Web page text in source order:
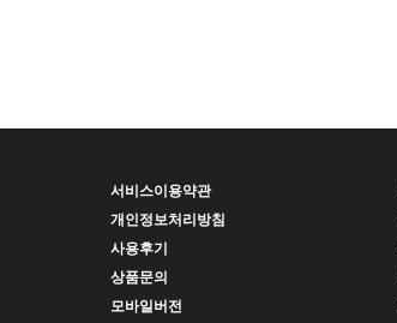
서비스이용약관
개인정보처리방침
사용후기
상품문의
모바일버전